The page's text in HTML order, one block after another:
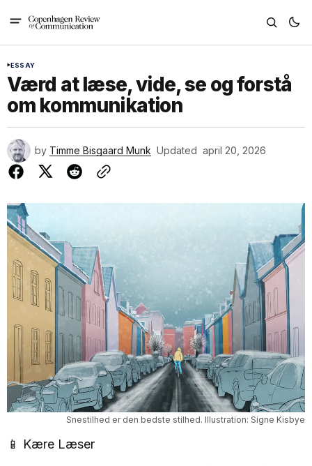
ESSAY
Værd at læse, vide, se og forstå
om kommunikation
by Timme Bisgaard Munk Updated april 20, 2026
Snestilhed er den bedste stilhed. Illustration: Signe Kisbye
📱 Kære Læser